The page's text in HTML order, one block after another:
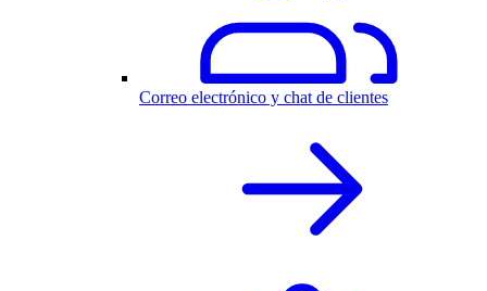
Correo electrónico y chat de clientes